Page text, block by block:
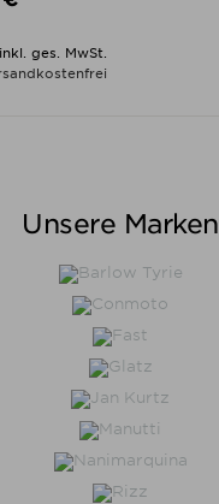
ges. MwSt.
Unsere Marken